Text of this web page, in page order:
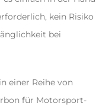
kein Risiko
bei
einer Reihe von
für Motorsport-